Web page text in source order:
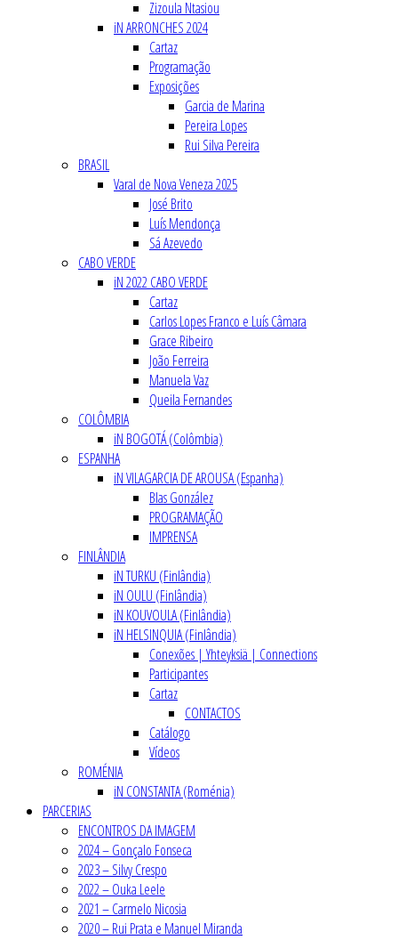
Zizoula Ntasiou
iN ARRONCHES 2024
Cartaz
Programação
Exposições
Garcia de Marina
Pereira Lopes
Rui Silva Pereira
BRASIL
Varal de Nova Veneza 2025
José Brito
Luís Mendonça
Sá Azevedo
CABO VERDE
iN 2022 CABO VERDE
Cartaz
Carlos Lopes Franco e Luís Câmara
Grace Ribeiro
João Ferreira
Manuela Vaz
Queila Fernandes
COLÔMBIA
iN BOGOTÁ (Colômbia)
ESPANHA
iN VILAGARCIA DE AROUSA (Espanha)
Blas González
PROGRAMAÇÃO
IMPRENSA
FINLÂNDIA
iN TURKU (Finlândia)
iN OULU (Finlândia)
iN KOUVOULA (Finlândia)
iN HELSINQUIA (Finlândia)
Conexões | Yhteyksiä | Connections
Participantes
Cartaz
CONTACTOS
Catálogo
Vídeos
ROMÉNIA
iN CONSTANTA (Roménia)
PARCERIAS
ENCONTROS DA IMAGEM
2024 – Gonçalo Fonseca
2023 – Silvy Crespo
2022 – Ouka Leele
2021 – Carmelo Nicosia
2020 – Rui Prata e Manuel Miranda